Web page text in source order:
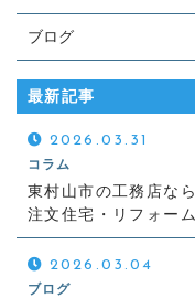
ブログ
最新記事
2026.03.31
コラム
東村山市の工務店な
注文住宅・リフォー
2026.03.04
ブログ